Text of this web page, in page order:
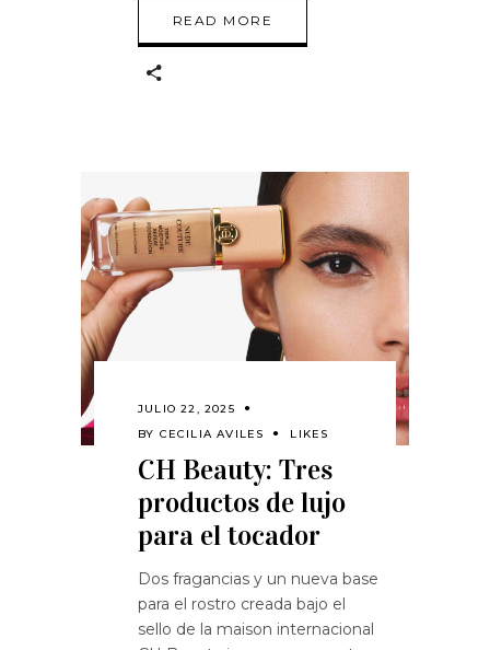
READ MORE
JULIO 22, 2025
BY CECILIA AVILES LIKES
CH Beauty: Tres
productos de lujo
para el tocador
Dos fragancias y un nueva base
para el rostro creada bajo el
sello de la maison internacional